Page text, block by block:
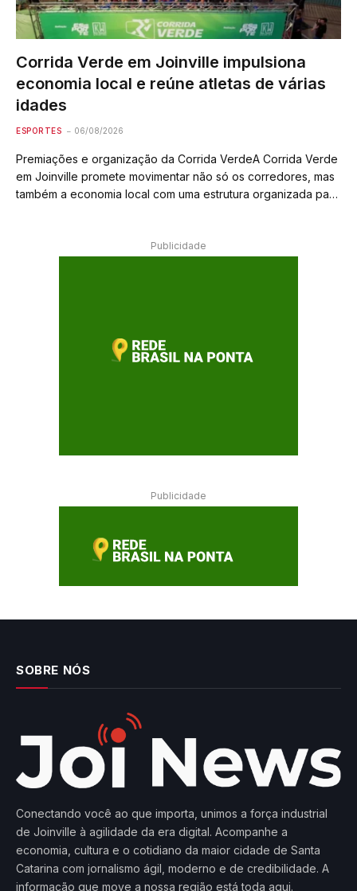
Corrida Verde em Joinville impulsiona
economia local e reúne atletas de várias
idades
ESPORTES 06/08/2026
Premiações e organização da Corrida VerdeA Corrida Verde
em Joinville promete movimentar não só os corredores, mas
também a economia local com uma estrutura organizada para
Publicidade
Publicidade
SOBRE NÓS
Conectando você ao que importa, unimos a força industrial
de Joinville à agilidade da era digital. Acompanhe a
economia, cultura e o cotidiano da maior cidade de Santa
Catarina com jornalismo ágil, moderno e de credibilidade. A
informação que move a nossa região está toda aqui.